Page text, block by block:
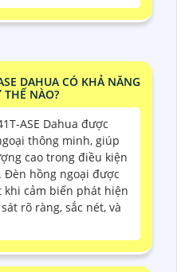
DAHUA CÓ KHẢ NĂNG
NÀO?
ASE Dahua được
thông minh, giúp
cao trong điều kiện
Đèn hồng ngoại được
cảm biến phát hiện
rõ ràng, sắc nét, và